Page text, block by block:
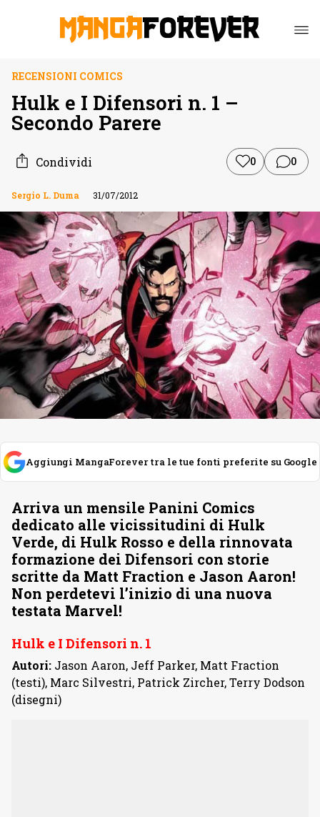
RECENSIONI COMICS
Hulk e I Difensori n. 1 –
Secondo Parere
Condividi 0 0
Sergio L. Duma 31/07/2012
Aggiungi MangaForever tra le tue fonti preferite su Google
Arriva un mensile Panini Comics
dedicato alle vicissitudini di Hulk
Verde, di Hulk Rosso e della rinnovata
formazione dei Difensori con storie
scritte da Matt Fraction e Jason Aaron!
Non perdetevi l’inizio di una nuova
testata Marvel!
Hulk e I Difensori n. 1
Autori: Jason Aaron, Jeff Parker, Matt Fraction
(testi), Marc Silvestri, Patrick Zircher, Terry Dodson
(disegni)